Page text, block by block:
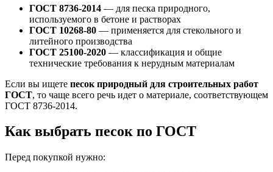
ГОСТ 8736-2014 — для песка природного,
используемого в бетоне и растворах
ГОСТ 10268-80 — применяется для стекольного и
литейного производства
ГОСТ 25100-2020 — классификация и общие
технические требования к нерудным материалам
Если вы ищете песок природный для строительных работ
ГОСТ, то чаще всего речь идет о материале, соответствующем
ГОСТ 8736-2014.
Как выбрать песок по ГОСТ
Перед покупкой нужно: